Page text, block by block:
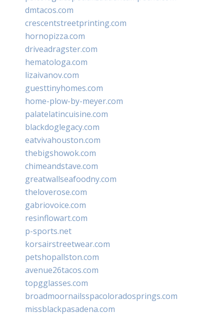
dmtacos.com
crescentstreetprinting.com
hornopizza.com
driveadragster.com
hematologa.com
lizaivanov.com
guesttinyhomes.com
home-plow-by-meyer.com
palatelatincuisine.com
blackdoglegacy.com
eatvivahouston.com
thebigshowok.com
chimeandstave.com
greatwallseafoodny.com
theloverose.com
gabriovoice.com
resinflowart.com
p-sports.net
korsairstreetwear.com
petshopallston.com
avenue26tacos.com
topgglasses.com
broadmoornailsspacoloradosprings.com
missblackpasadena.com